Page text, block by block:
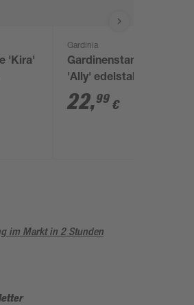
'Kira'
cm
Gardinia
Gardinenstangen-Set
'Ally' edelstahl 1-
läufig 200 cm
22,99 €
im Markt in 2 Stunden